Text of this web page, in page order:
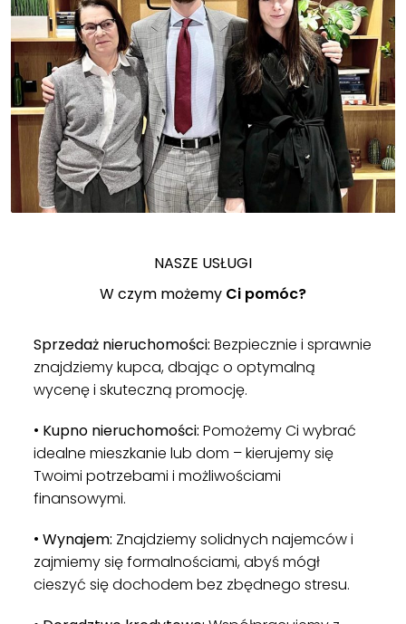
NASZE USŁUGI
W czym możemy Ci pomóc?
Sprzedaż nieruchomości: Bezpiecznie i sprawnie
znajdziemy kupca, dbając o optymalną
wycenę i skuteczną promocję.
• Kupno nieruchomości: Pomożemy Ci wybrać
idealne mieszkanie lub dom – kierujemy się
Twoimi potrzebami i możliwościami
finansowymi.
•Wynajem: Znajdziemy solidnych najemców i
zajmiemy się formalnościami, abyś mógł
cieszyć się dochodem bez zbędnego stresu.